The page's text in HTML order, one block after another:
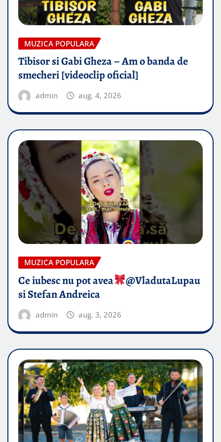
MUZICA POPULARA
Tibisor si Gabi Gheza – Am o banda de
smecheri [videoclip oficial]
admin aug. 4, 2026
MUZICA POPULARA
Ce iubesc nu pot avea
​@VladutaLupau
si Stefan Andreica
admin aug. 3, 2026